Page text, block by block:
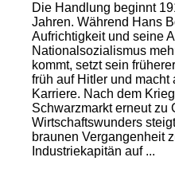
Die Handlung beginnt
Jahren. Während Hans
Aufrichtigkeit und seine
Nationalsozialismus
kommt, setzt sein
früh auf Hitler und macht
Karriere. Nach dem
Schwarzmarkt erneut zu
Wirtschaftswunders
braunen Vergangenheit
Industriekapitän auf ...